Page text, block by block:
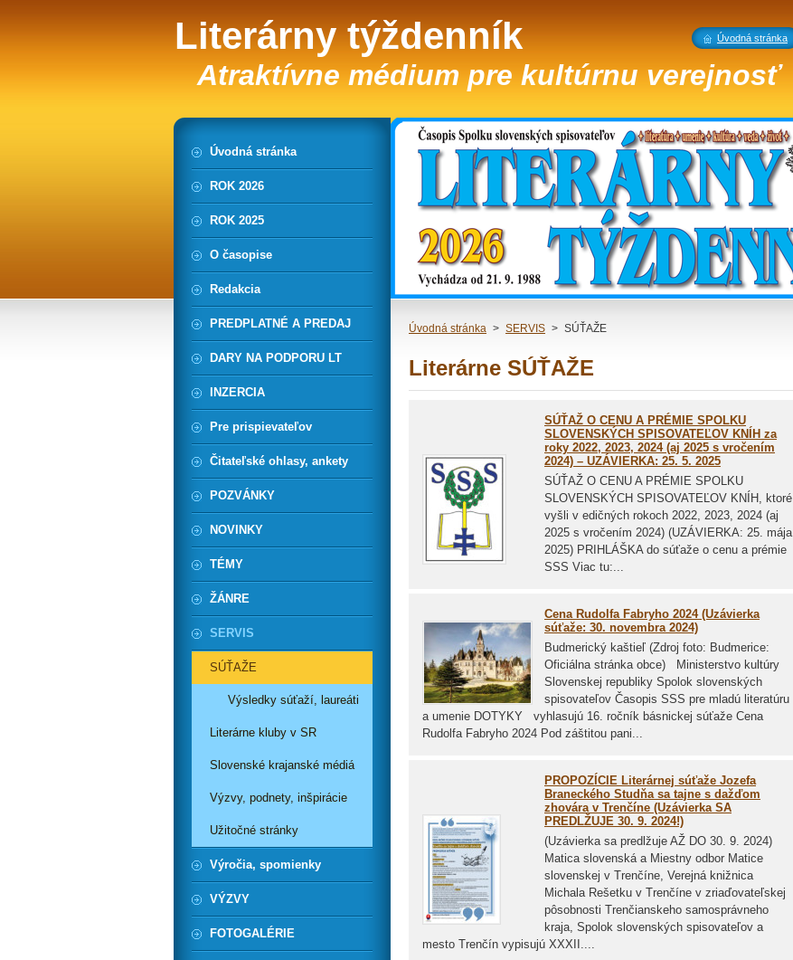
Literárny týždenník
Atraktívne médium pre kultúrnu verejnosť
Úvodná stránka > SERVIS > SÚŤAŽE
Literárne SÚŤAŽE
SÚŤAŽ O CENU A PRÉMIE SPOLKU
SLOVENSKÝCH SPISOVATEĽOV KNÍH za
roky 2022, 2023, 2024 (aj 2025 s vročením
2024) – UZÁVIERKA: 25. 5. 2025
SÚŤAŽ O CENU A PRÉMIE SPOLKU
SLOVENSKÝCH SPISOVATEĽOV KNÍH, ktoré
vyšli v edičných rokoch 2022, 2023, 2024 (aj
2025 s vročením 2024) (UZÁVIERKA: 25. mája
2025) PRIHLÁŠKA do súťaže o cenu a prémie
SSS Viac tu:...
Cena Rudolfa Fabryho 2024 (Uzávierka
súťaže: 30. novembra 2024)
Budmerický kaštieľ (Zdroj foto: Budmerice:
Oficiálna stránka obce) Ministerstvo kultúry
Slovenskej republiky Spolok slovenských
spisovateľov Časopis SSS pre mladú literatúru
a umenie DOTYKY vyhlasujú 16. ročník básnickej súťaže Cena
Rudolfa Fabryho 2024 Pod záštitou pani...
PROPOZÍCIE Literárnej súťaže Jozefa
Braneckého Studňa sa tajne s dažďom
zhovára v Trenčíne (Uzávierka SA
PREDLŽUJE 30. 9. 2024!)
(Uzávierka sa predlžuje AŽ DO 30. 9. 2024)
Matica slovenská a Miestny odbor Matice
slovenskej v Trenčíne, Verejná knižnica
Michala Rešetku v Trenčíne v zriaďovateľskej
pôsobnosti Trenčianskeho samosprávneho
kraja, Spolok slovenských spisovateľov a
mesto Trenčín vypisujú XXXII....
Úvodná stránka
ROK 2026
ROK 2025
O časopise
Redakcia
PREDPLATNÉ A PREDAJ
DARY NA PODPORU LT
INZERCIA
Pre prispievateľov
Čitateľské ohlasy, ankety
POZVÁNKY
NOVINKY
TÉMY
ŽÁNRE
SERVIS
SÚŤAŽE
Výsledky súťaží, laureáti
Literárne kluby v SR
Slovenské krajanské médiá
Výzvy, podnety, inšpirácie
Užitočné stránky
Výročia, spomienky
VÝZVY
FOTOGALÉRIE
Úvodná stránka